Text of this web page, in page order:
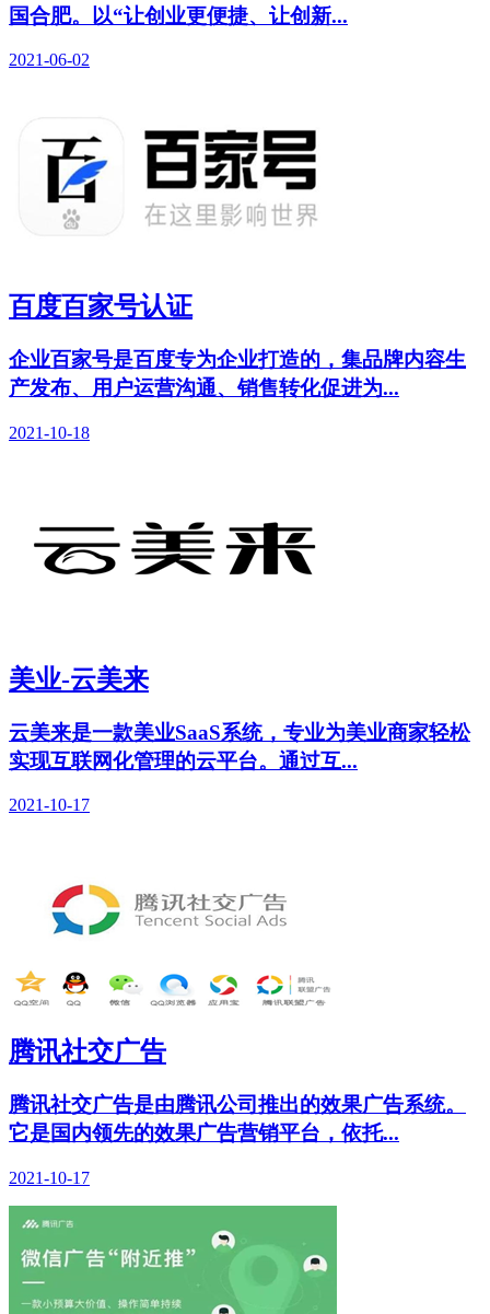
国合肥。以“让创业更便捷、让创新...
2021-06-02
百度百家号认证
企业百家号是百度专为企业打造的，集品牌内容生
产发布、用户运营沟通、销售转化促进为...
2021-10-18
美业-云美来
云美来是一款美业SaaS系统，专业为美业商家轻松
实现互联网化管理的云平台。通过互...
2021-10-17
腾讯社交广告
腾讯社交广告是由腾讯公司推出的效果广告系统。
它是国内领先的效果广告营销平台，依托...
2021-10-17